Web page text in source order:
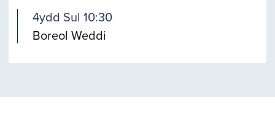
4ydd Sul 10:30
Boreol Weddi